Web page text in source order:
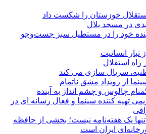
استقلال خوزستان را شکست داد
در مسجد بلال
آینده خود را در مستطیل سبز جست‌وجو
انسانیت
راه استقلال
سریال سازی می کند
از رویداد مشق ناتمام
چالوس و چشم انداز به آینده
تهیه کننده سینما و فعال رسانه ای در
یک هفته‌نامه نیست؛ بخشی از حافظه
ایران است